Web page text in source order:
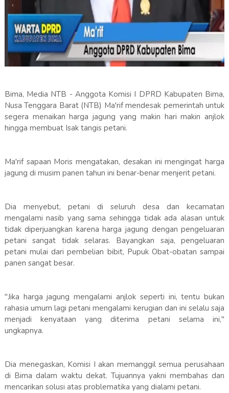
Bima, Media NTB - Anggota Komisi I DPRD Kabupaten Bima,
Nusa Tenggara Barat (NTB) Ma'rif mendesak pemerintah untuk
segera menaikan harga jagung yang makin hari makin anjlok
hingga membuat Isak tangis petani.
Ma'rif sapaan Moris mengatakan, desakan ini mengingat harga
jagung di musim panen tahun ini benar-benar menjerit petani.
Dia menyebut, petani di seluruh desa dan kecamatan
mengalami nasib yang sama sehingga tidak ada alasan untuk
tidak diperjuangkan karena harga jagung dengan pengeluaran
petani sangat tidak selaras. Bayangkan saja, pengeluaran
petani mulai dari pembelian bibit, Pupuk Obat-obatan sampai
panen sangat besar.
"Jika harga jagung mengalami anjlok seperti ini, tentu bukan
rahasia umum lagi petani mengalami kerugian dan ini selalu saja
menjadi kenyataan yang diterima petani selama ini,"
ungkapnya.
Dia menegaskan, Komisi I akan memanggil semua perusahaan
di Bima dalam waktu dekat. Tujuannya yakni membahas dan
mencarikan solusi atas problematika yang dialami petani.